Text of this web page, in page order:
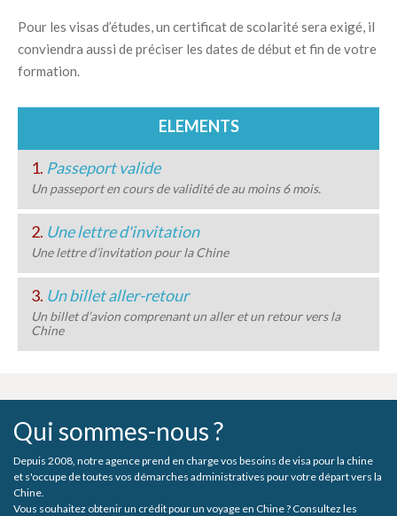
Pour les visas d’études, un certificat de scolarité sera exigé, il
conviendra aussi de préciser les dates de début et fin de votre
formation.
ELEMENTS
1. Passeport valide
Un passeport en cours de validité de au moins 6 mois.
2. Une lettre d'invitation
Une lettre d’invitation pour la Chine
3. Un billet aller-retour
Un billet d’avion comprenant un aller et un retour vers la
Chine
Qui sommes-nous ?
Depuis 2008, notre agence prend en charge vos besoins de visa pour la chine
et s'occupe de toutes vos démarches administratives pour votre départ vers la
Chine.
Vous souhaitez obtenir un crédit pour un voyage en Chine ? Consultez les